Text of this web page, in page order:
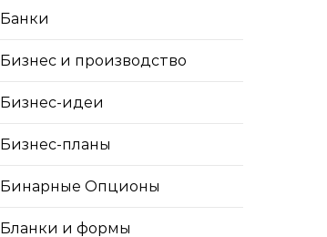
Банки
Бизнес и производство
Бизнес-идеи
Бизнес-планы
Бинарные Опционы
Бланки и формы